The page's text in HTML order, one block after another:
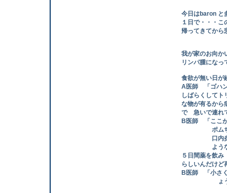
今日はbaron と多
１日で・・・この
帰ってきてから
我が家のお向かい
リンパ腫になっ
食欲が無い日が続
A医師 「ゴハン
しばらくしてト
な物が有るから
で 急いで連れ
B医師 「ここが
ポムちゃんの
口内炎の炎症
ようなら 検
５日間薬を飲み
らしいんだけど
B医師 「小さく
ょう」